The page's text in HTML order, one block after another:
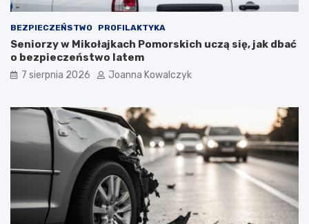
BEZPIECZEŃSTWO PROFILAKTYKA
Seniorzy w Mikołajkach Pomorskich uczą się, jak dbać
o bezpieczeństwo latem
7 sierpnia 2026 Joanna Kowalczyk